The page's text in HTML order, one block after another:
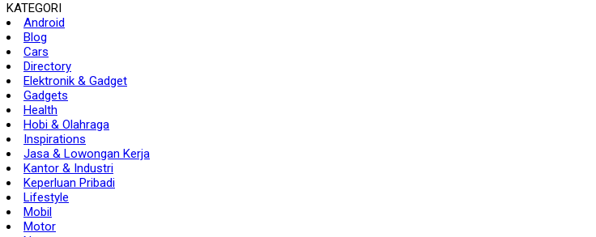
KATEGORI
Android
Blog
Cars
Directory
Elektronik & Gadget
Gadgets
Health
Hobi & Olahraga
Inspirations
Jasa & Lowongan Kerja
Kantor & Industri
Keperluan Pribadi
Lifestyle
Mobil
Motor